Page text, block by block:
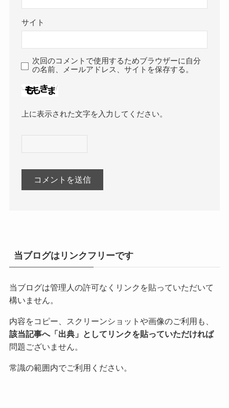
サイト
次回のコメントで使用するためブラウザーに自分
の名前、メールアドレス、サイトを保存する。
上に表示された文字を入力してください。
当ブログはリンクフリーです
当ブログは管理人の許可なくリンクを貼っていただいて
構いません。
内容をコピー、スクリーンショットや画像のご利用も、
該当記事へ「出典」としてリンクを貼っていただければ
問題ございません。
常識の範囲内でご利用ください。